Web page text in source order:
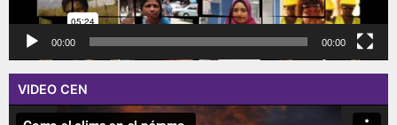
00:00 00:00
VIDEO CEN
Reproductor